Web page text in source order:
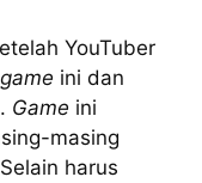
YouTuber
game ini dan
Game ini
masing
harus